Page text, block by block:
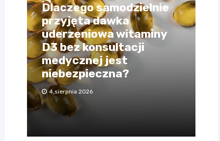
Dlaczego samodzielnie
przyjęta dawka
uderzeniowa witaminy
D3 bez konsultacji
medycznej jest
niebezpieczna?
4 sierpnia 2026